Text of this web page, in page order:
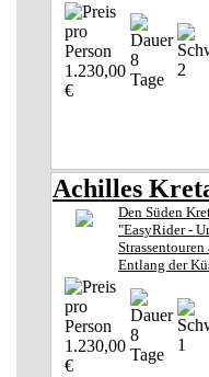
1.230,00
€
8
Tage
2
Achilles
Den Süden
"EasyRider -
Entlang der
1.230,00
€
8
Tage
1